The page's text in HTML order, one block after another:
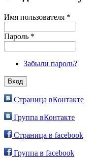
Имя пользователя *
Пароль *
Забыли пароль?
Страница вКонтакте
Группа вКонтакте
Страница в facebook
Группа в facebook